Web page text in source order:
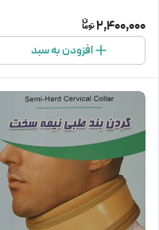
2,400,000
افزودن به سبد